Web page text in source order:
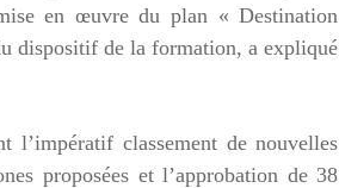
en œuvre du plan « Destination
dispositif de la formation, a expliqué
l’impératif classement de nouvelles
proposées et l’approbation de 38